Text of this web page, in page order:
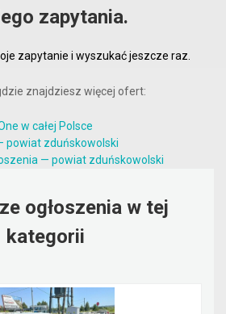
zapytania.
zapytanie i wyszukać jeszcze raz.
znajdziesz więcej ofert:
w całej Polsce
powiat zduńskowolski
— powiat zduńskowolski
ogłoszenia w tej
kategorii